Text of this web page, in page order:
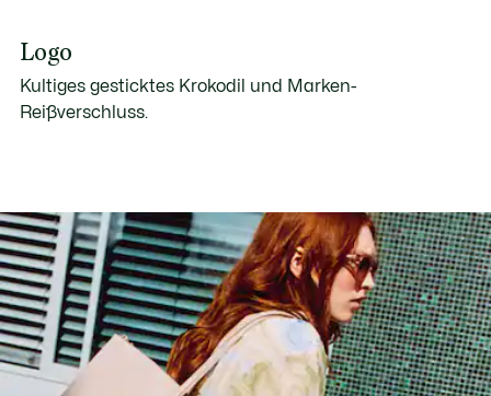
Logo
Kultiges gesticktes Krokodil und Marken-
Reißverschluss.